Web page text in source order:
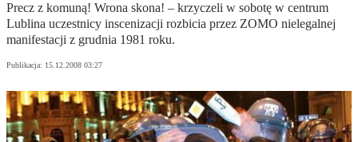
Precz z komuną! Wrona skona! – krzyczeli w sobotę w centrum
Lublina uczestnicy inscenizacji rozbicia przez ZOMO nielegalnej
manifestacji z grudnia 1981 roku.
Publikacja: 15.12.2008 03:27